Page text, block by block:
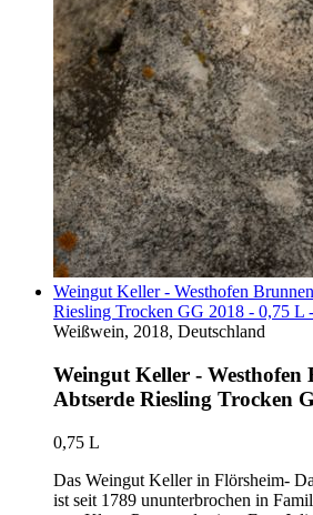
Weingut Keller - Westhofen
Riesling Trocken GG 2018 - 0,75 L
Weißwein, 2018, Deutschland
Weingut Keller - Westhofen
Abtserde Riesling Trocken
0,75 L
Das Weingut Keller in Flörsheim-
ist seit 1789 ununterbrochen in